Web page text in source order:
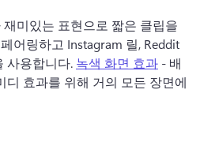
미있는 표현으로 짧은 클립을
어링하고 Instagram 릴, Reddit
사용합니다. 녹색 화면 효과 - 배
디 효과를 위해 거의 모든 장면에